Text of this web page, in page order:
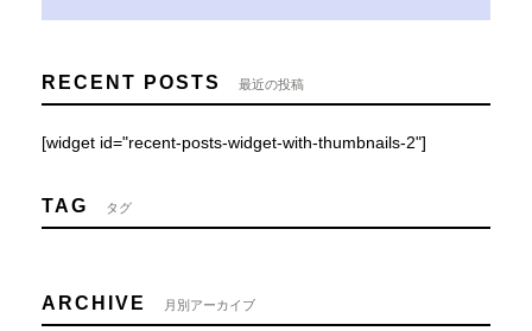
RECENT POSTS 最近の投稿
[widget id="recent-posts-widget-with-thumbnails-2"]
TAG タグ
ARCHIVE 月別アーカイブ